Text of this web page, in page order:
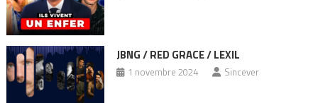
JBNG / RED GRACE / LEXIL
1 novembre 2024 Sincever